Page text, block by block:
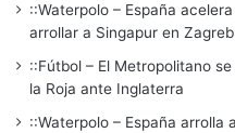
::Waterpolo – España
arrollar a Singapur en Zagreb
::Fútbol – El Metropolitano
la Roja ante Inglaterra
::Waterpolo – España arrolla